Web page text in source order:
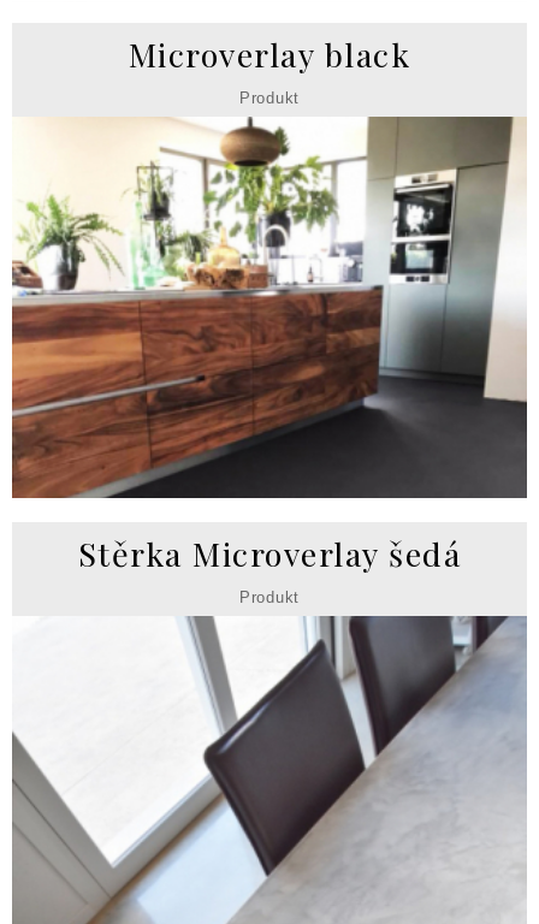
Microverlay black
Produkt
Stěrka Microverlay šedá
Produkt